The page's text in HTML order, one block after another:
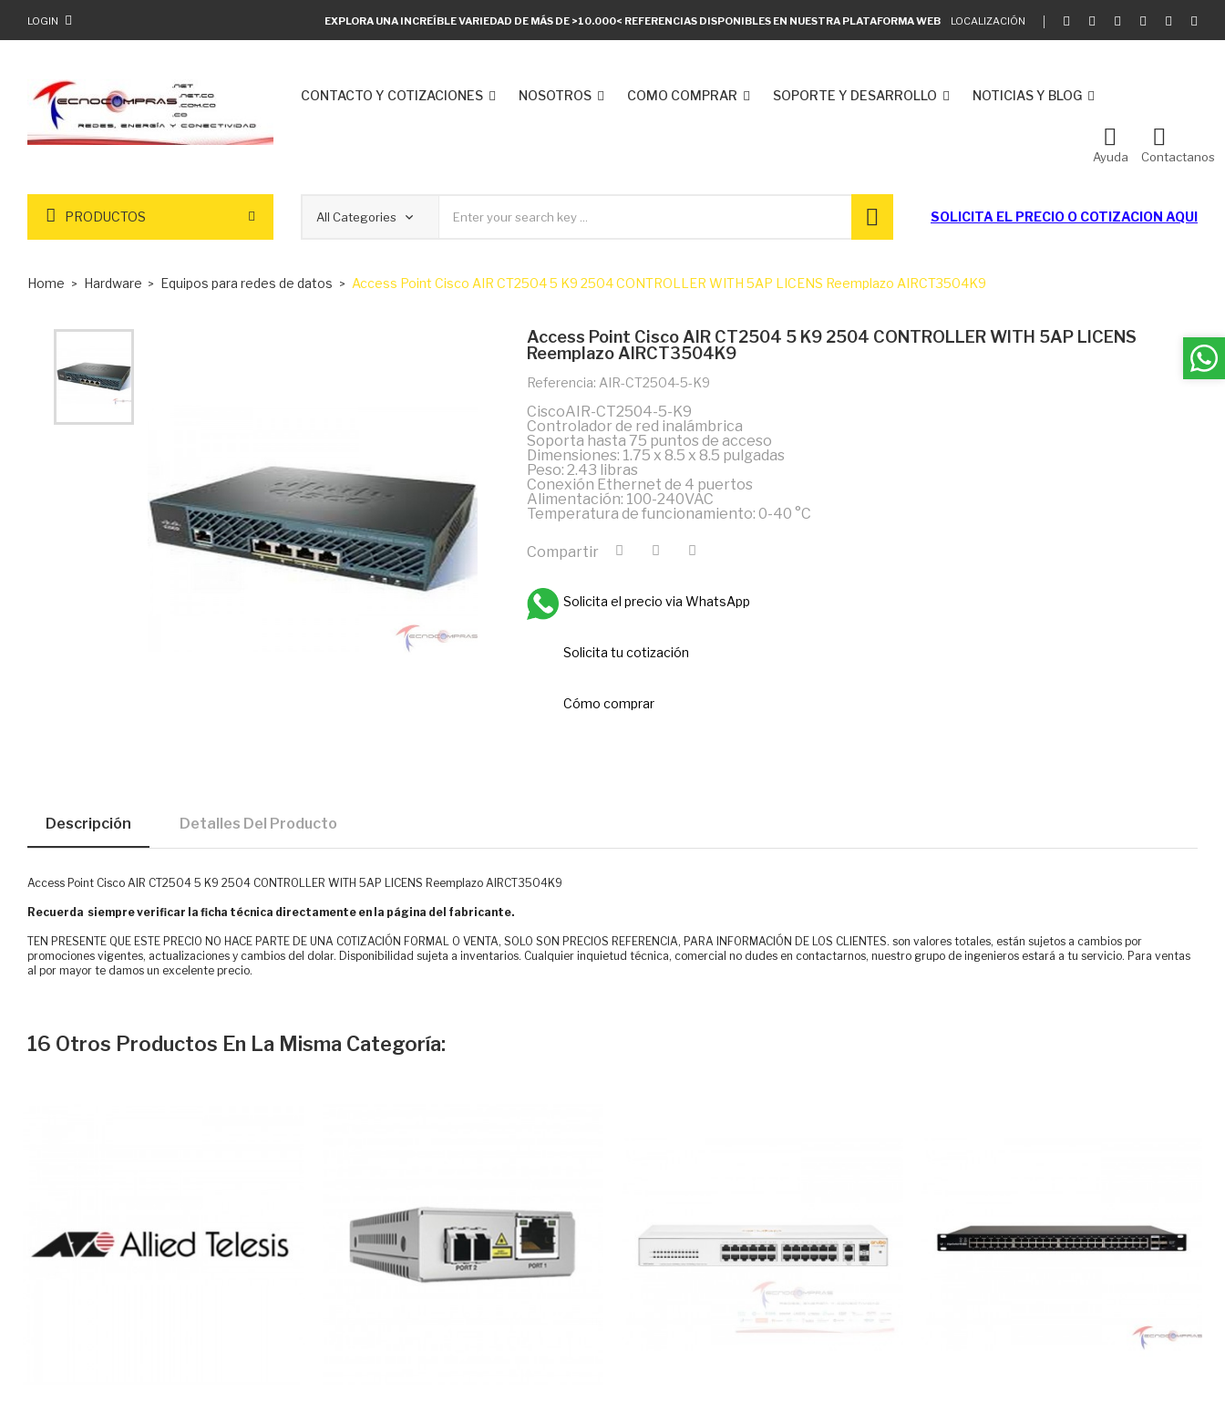
EXPLORA UNA INCREÍBLE VARIEDAD DE MÁS DE >10.000< REFERENCIAS DISPONIBLES EN NUESTRA PLATAFORMA WEB LOCALIZACIÓN
LOGIN
CONTACTO Y COTIZACIONES NOSOTROS COMO COMPRAR SOPORTE Y DESARROLLO NOTICIAS Y BLOG
Ayuda Contactanos
PRODUCTOS SOLICITA EL PRECIO O COTIZACION AQUI
Home Hardware Equipos para redes de datos Access Point Cisco AIR CT2504 5 K9 2504 CONTROLLER WITH 5AP LICENS Reemplazo AIRCT3504K9
Access Point Cisco AIR CT2504 5 K9 2504 CONTROLLER WITH 5AP LICENS
Reemplazo AIRCT3504K9
Referencia: AIR-CT2504-5-K9
CiscoAIR-CT2504-5-K9
Controlador de red inalámbrica
Soporta hasta 75 puntos de acceso
Dimensiones: 1.75 x 8.5 x 8.5 pulgadas
Peso: 2.43 libras
Conexión Ethernet de 4 puertos
Alimentación: 100-240VAC
Temperatura de funcionamiento: 0-40 °C
Compartir
Solicita el precio via WhatsApp
Solicita tu cotización
Cómo comprar
Descripción Detalles Del Producto
Access Point Cisco AIR CT2504 5 K9 2504 CONTROLLER WITH 5AP LICENS Reemplazo AIRCT3504K9
Recuerda siempre verificar la ficha técnica directamente en la página del fabricante.
TEN PRESENTE QUE ESTE PRECIO NO HACE PARTE DE UNA COTIZACIÓN FORMAL O VENTA, SOLO SON PRECIOS REFERENCIA, PARA INFORMACIÓN DE LOS CLIENTES. son valores totales, están sujetos a cambios por
promociones vigentes, actualizaciones y cambios del dolar. Disponibilidad sujeta a inventarios. Cualquier inquietud técnica, comercial no dudes en contactarnos, nuestro grupo de ingenieros estará a tu servicio. Para ventas
al por mayor te damos un excelente precio.
16 Otros Productos En La Misma Categoría: